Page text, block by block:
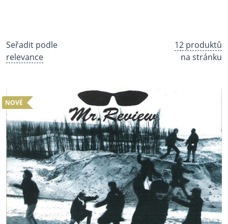
Seřadit podle
relevance
12 produktů
na stránku
NOVÉ